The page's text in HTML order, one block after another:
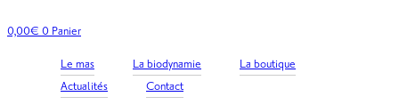
au
0,00€ 0 Panier
Le mas La biodynamie
La boutique
Actualités
Contact